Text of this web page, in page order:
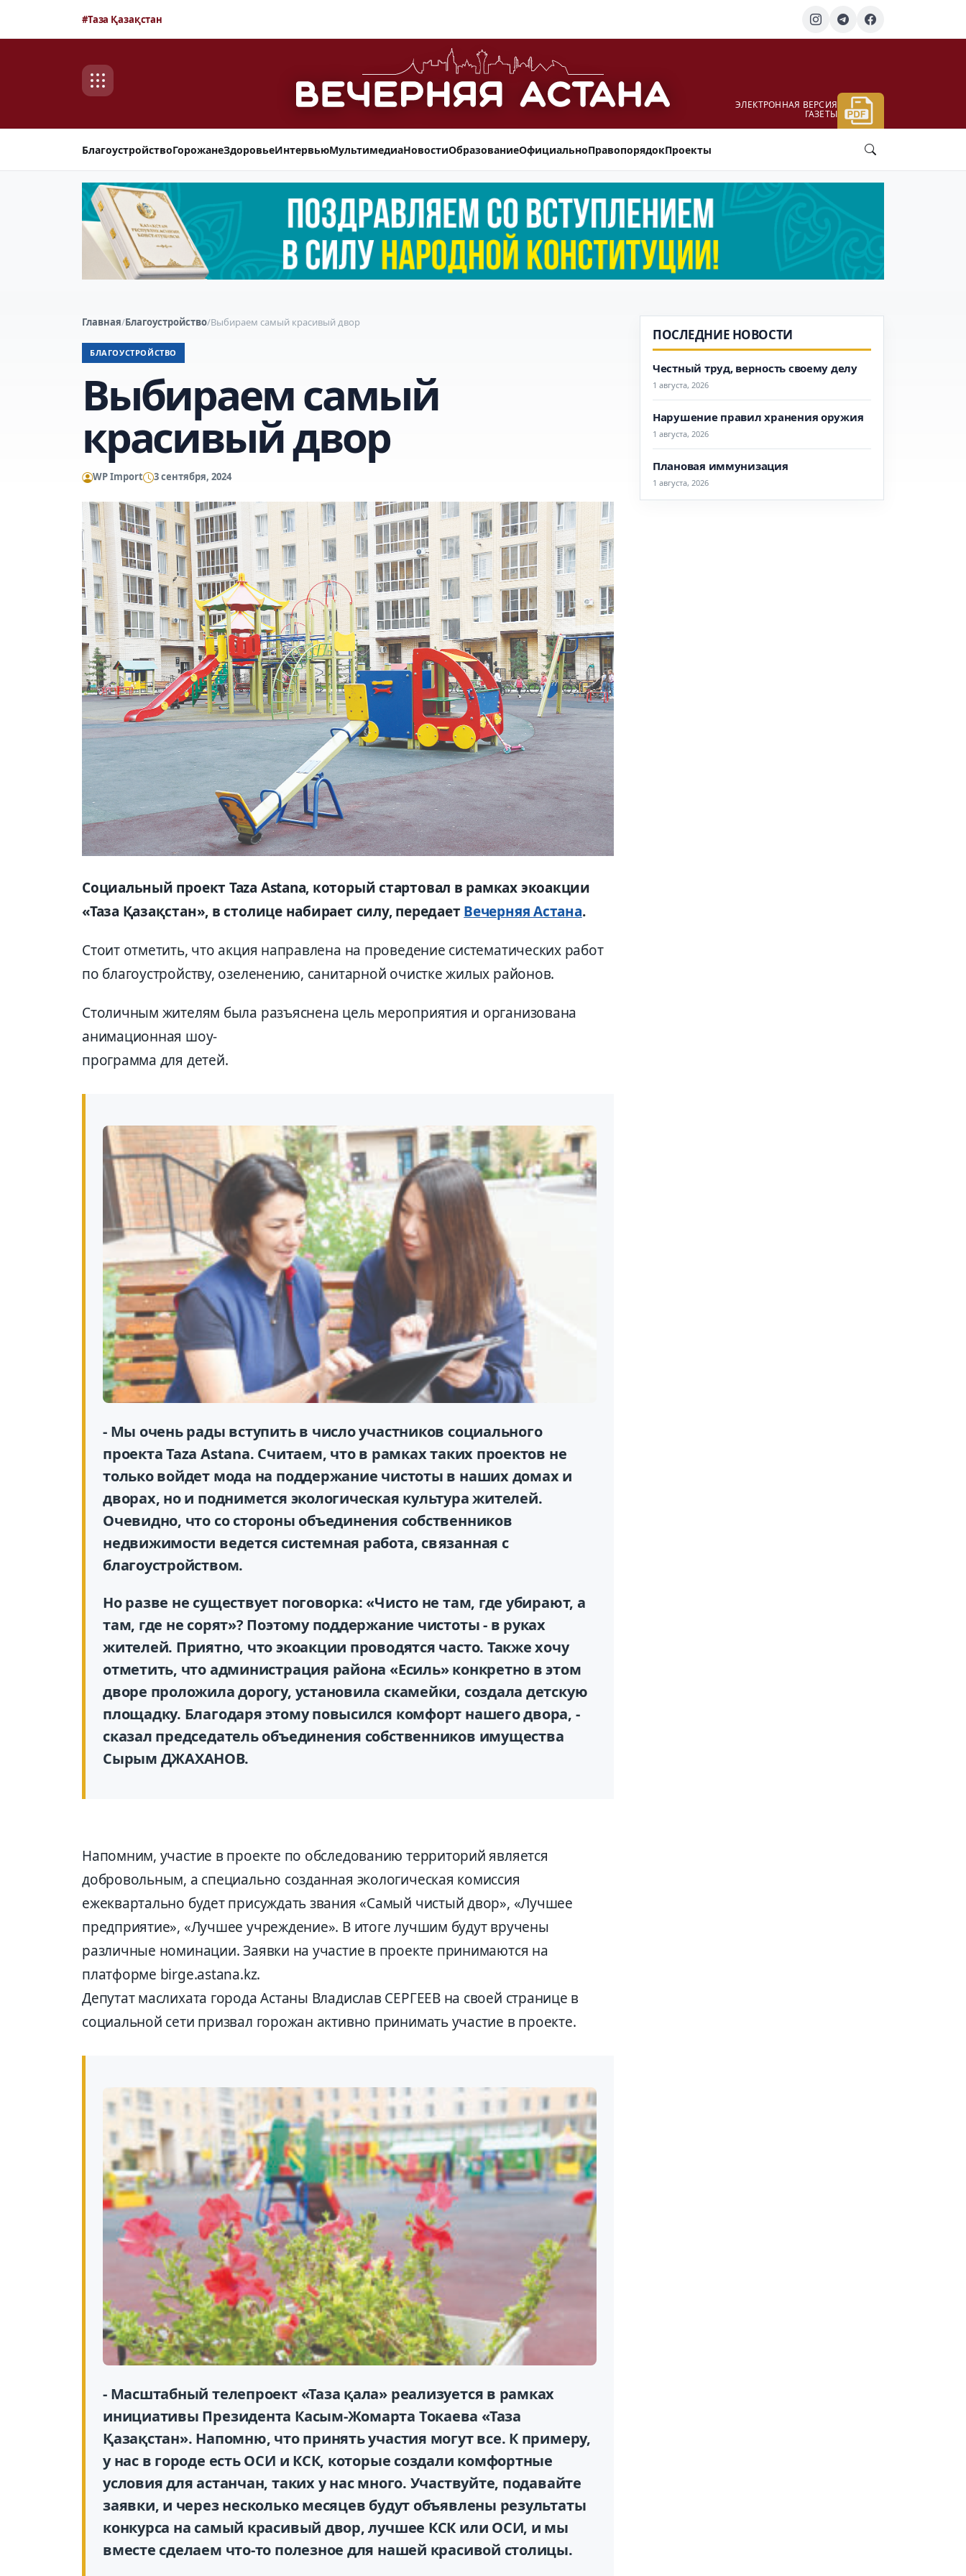
#Таза Қазақстан
ЭЛЕКТРОННАЯ ВЕРСИЯ
ГАЗЕТЫ
БлагоустройствоГорожанеЗдоровьеИнтервьюМультимедиаНовостиОбразованиеОфициальноПравопорядокПроекты
Главная/Благоустройство/Выбираем самый красивый двор
БЛАГОУСТРОЙСТВО
Выбираем самый
красивый двор
WP Import 3 сентября, 2024
Социальный проект Taza Astana, который стартовал в рамках экоакции
«Таза Қазақстан», в столице набирает силу, передает Вечерняя Астана.
Стоит отметить, что акция направлена на проведение систематических работ
по благоустройству, озеленению, санитарной очистке жилых районов.
Столичным жителям была разъяснена цель мероприятия и организована
анимационная шоу-
программа для детей.
- Мы очень рады вступить в число участников социального
проекта Taza Astana. Считаем, что в рамках таких проектов не
только войдет мода на поддержание чистоты в наших домах и
дворах, но и поднимется экологическая культура жителей.
Очевидно, что со стороны объединения собственников
недвижимости ведется системная работа, связанная с
благоустройством.
Но разве не существует поговорка: «Чисто не там, где убирают, а
там, где не сорят»? Поэтому поддержание чистоты - в руках
жителей. Приятно, что экоакции проводятся часто. Также хочу
отметить, что администрация района «Есиль» конкретно в этом
дворе проложила дорогу, установила скамейки, создала детскую
площадку. Благодаря этому повысился комфорт нашего двора, -
сказал председатель объединения собственников имущества
Сырым ДЖАХАНОВ.
Напомним, участие в проекте по обследованию территорий является
добровольным, а специально созданная экологическая комиссия
ежеквартально будет присуждать звания «Самый чистый двор», «Лучшее
предприятие», «Лучшее учреждение». В итоге лучшим будут вручены
различные номинации. Заявки на участие в проекте принимаются на
платформе birge.astana.kz.
Депутат маслихата города Астаны Владислав СЕРГЕЕВ на своей странице в
социальной сети призвал горожан активно принимать участие в проекте.
- Масштабный телепроект «Таза қала» реализуется в рамках
инициативы Президента Касым-Жомарта Токаева «Таза
Қазақстан». Напомню, что принять участия могут все. К примеру,
у нас в городе есть ОСИ и КСК, которые создали комфортные
условия для астанчан, таких у нас много. Участвуйте, подавайте
заявки, и через несколько месяцев будут объявлены результаты
конкурса на самый красивый двор, лучшее КСК или ОСИ, и мы
вместе сделаем что-то полезное для нашей красивой столицы.
ПОСЛЕДНИЕ НОВОСТИ
Честный труд, верность своему делу
1 августа, 2026
Нарушение правил хранения оружия
1 августа, 2026
Плановая иммунизация
1 августа, 2026